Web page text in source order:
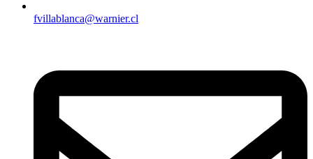
fvillablanca@warnier.cl